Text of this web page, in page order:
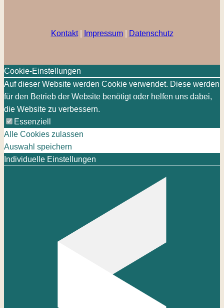
Kontakt| Impressum| Datenschutz
Cookie-Einstellungen
Auf dieser Website werden Cookie verwendet. Diese werden
für den Betrieb der Website benötigt oder helfen uns dabei,
die Website zu verbessern.
Essenziell
Alle Cookies zulassen
Auswahl speichern
Individuelle Einstellungen